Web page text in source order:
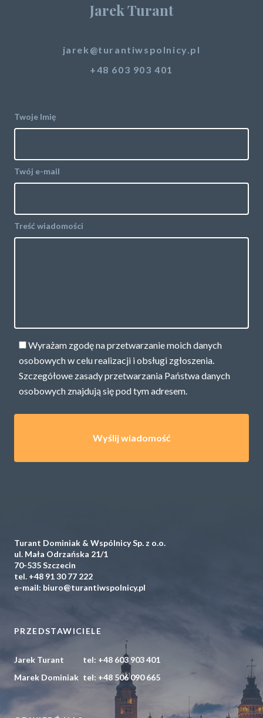
Jarek Turant
jarek@turantiwspolnicy.pl
+48 603 903 401
Twoje Imię
Twój e-mail
Treść wiadomości
Wyrażam zgodę na przetwarzanie moich danych
osobowych w celu realizacji i obsługi zgłoszenia.
Szczegółowe zasady przetwarzania Państwa danych
osobowych znajdują się podtym adresem.
Turant Dominiak & Wspólnicy Sp. z o.o.
ul. Mała Odrzańska 21/1
70-535 Szczecin
tel. +48 91 30 77 222
e-mail: biuro@turantiwspolnicy.pl
PRZEDSTAWICIELE
Jarek Turant tel: +48 603 903 401
Marek Dominiak tel: +48 506 090 665